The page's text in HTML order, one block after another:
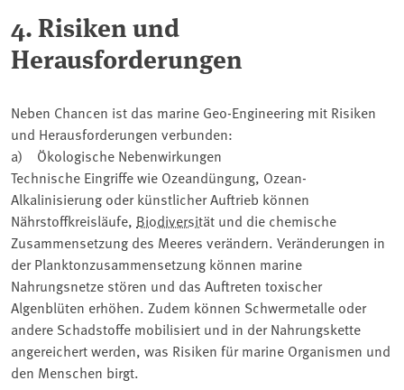
4. Risiken und
Herausforderungen
Neben Chancen ist das marine Geo-Engineering mit Risiken
und Herausforderungen verbunden:
a) Ökologische Nebenwirkungen
Technische Eingriffe wie Ozeandüngung, Ozean-
Alkalinisierung oder künstlicher Auftrieb können
Nährstoffkreisläufe, Biodiversität und die chemische
Zusammensetzung des Meeres verändern. Veränderungen in
der Planktonzusammensetzung können marine
Nahrungsnetze stören und das Auftreten toxischer
Algenblüten erhöhen. Zudem können Schwermetalle oder
andere Schadstoffe mobilisiert und in der Nahrungskette
angereichert werden, was Risiken für marine Organismen und
den Menschen birgt.